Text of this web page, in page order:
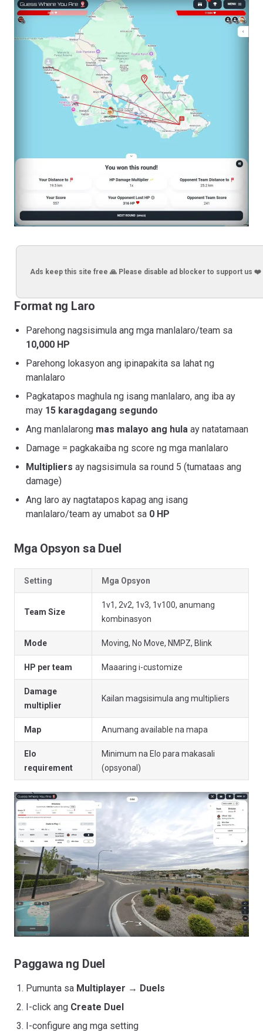
Ads keep this site free 🙏 Please disable ad blocker to support us ❤️
Format ng Laro
Parehong nagsisimula ang mga manlalaro/team sa
10,000 HP
Parehong lokasyon ang ipinapakita sa lahat ng
manlalaro
Pagkatapos maghula ng isang manlalaro, ang iba ay
may 15 karagdagang segundo
Ang manlalarong mas malayo ang hula ay natatamaan
Damage = pagkakaiba ng score ng mga manlalaro
Multipliers ay nagsisimula sa round 5 (tumataas ang
damage)
Ang laro ay nagtatapos kapag ang isang
manlalaro/team ay umabot sa 0 HP
Mga Opsyon sa Duel
Setting Mga Opsyon
Team Size
1v1, 2v2, 1v3, 1v100, anumang
kombinasyon
Mode Moving, No Move, NMPZ, Blink
HP per team Maaaring i-customize
Damage
multiplier
Kailan magsisimula ang multipliers
Map Anumang available na mapa
Elo
requirement
Minimum na Elo para makasali
(opsyonal)
Paggawa ng Duel
Pumunta sa Multiplayer → Duels
I-click ang Create Duel
I-configure ang mga setting